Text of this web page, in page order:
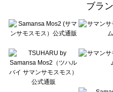
Te chichi（テチチ）の一覧
Te chichi CLASSIC（テチチ クラシック）
Lugnoncure（ルノンキュール）の一覧
BETTY'S BLUE（べティーズブルー）の一
Wpc.（ワールドパーティー）の一覧
ブラ